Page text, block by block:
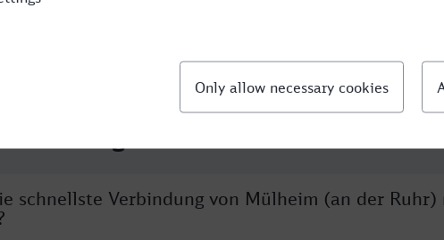
schnellste Verbindung von Mülheim (an der Ruhr)